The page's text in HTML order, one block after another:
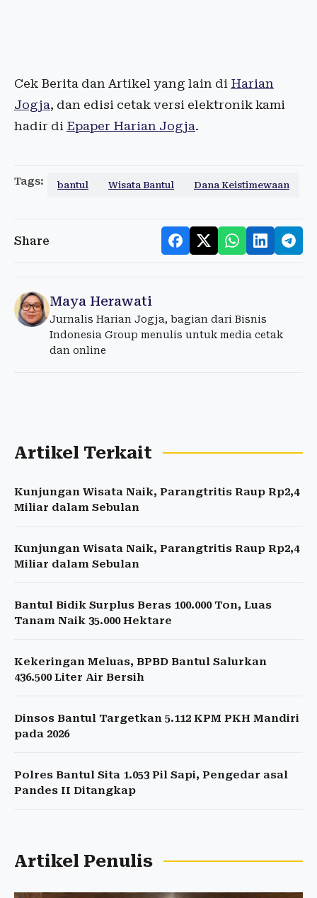
Cek Berita dan Artikel yang lain di Harian
Jogja, dan edisi cetak versi elektronik kami
hadir di Epaper Harian Jogja.
Tags: bantul Wisata Bantul Dana Keistimewaan
Share
Maya Herawati
Jurnalis Harian Jogja, bagian dari Bisnis
Indonesia Group menulis untuk media cetak
dan online
Artikel Terkait
Kunjungan Wisata Naik, Parangtritis Raup Rp2,4
Miliar dalam Sebulan
Kunjungan Wisata Naik, Parangtritis Raup Rp2,4
Miliar dalam Sebulan
Bantul Bidik Surplus Beras 100.000 Ton, Luas
Tanam Naik 35.000 Hektare
Kekeringan Meluas, BPBD Bantul Salurkan
436.500 Liter Air Bersih
Dinsos Bantul Targetkan 5.112 KPM PKH Mandiri
pada 2026
Polres Bantul Sita 1.053 Pil Sapi, Pengedar asal
Pandes II Ditangkap
Artikel Penulis